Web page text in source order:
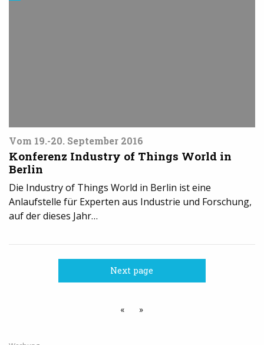
Vom 19.-20. September 2016
Konferenz Industry of Things World in
Berlin
Die Industry of Things World in Berlin ist eine
Anlaufstelle für Experten aus Industrie und Forschung,
auf der dieses Jahr…
Next page
« »